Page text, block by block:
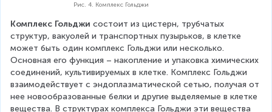
Рис. 4. Комплекс Гольджи
Комплекс Гольджи состоит из цистерн, трубчатых
структур, вакуолей и транспортных пузырьков, в клетке
может быть один комплекс Гольджи или несколько.
Основная его функция – накопление и упаковка химических
соединений, культивируемых в клетке. Комплекс Гольджи
взаимодействует с эндоплазматической сетью, получая от
нее новообразованные белки и другие выделяемые в клетке
вещества. В структурах комплекса Гольджи эти вещества